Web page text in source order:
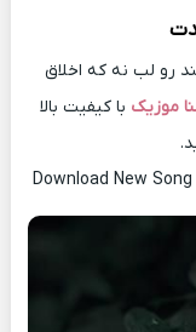
رو لب نه که اخلاق
موزیک با کیفیت بالا
Download New Song